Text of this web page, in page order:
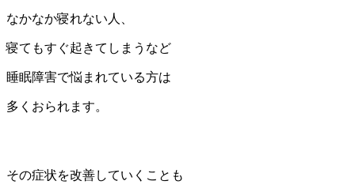
なかなか寝れない人、
寝てもすぐ起きてしまうなど
睡眠障害で悩まれている方は
多くおられます。
その症状を改善していくことも